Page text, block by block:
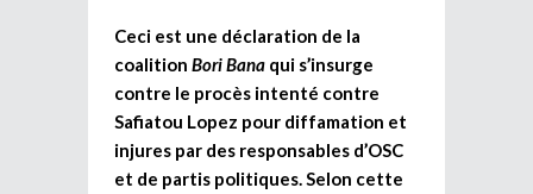
Ceci est une déclaration de la
coalition Bori Bana qui s’insurge
contre le procès intenté contre
Safiatou Lopez pour diffamation et
injures par des responsables d’OSC
et de partis politiques. Selon cette